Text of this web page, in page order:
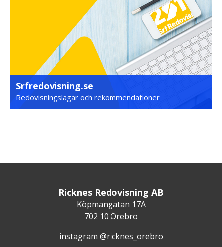
Srfredovisning.se
Redovisningslagar och rekommendationer
Ricknes Redovisning AB
Köpmangatan 17A
702 10 Örebro
instagram @ricknes_orebro